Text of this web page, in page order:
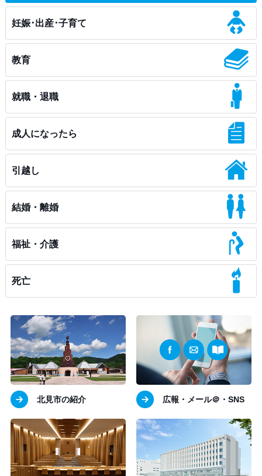
妊娠･出産･子育て
教育
就職・退職
成人になったら
引越し
結婚・離婚
福祉・介護
死亡
北見市の紹介 広報・メール＠・SNS